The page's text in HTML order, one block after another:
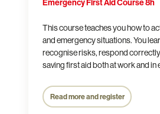
Emergency First Aid Course 8h
This course teaches you how to
and emergency situations. You
recognise risks, respond
saving first aid both at work and in
Read more and register